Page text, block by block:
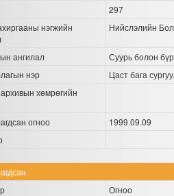
297
нэгжийн
Нийслэлийн
ангилал
Суурь болон
нэр
Цаст бага
хөмрөгийн
огноо
1999.09.09
Огноо